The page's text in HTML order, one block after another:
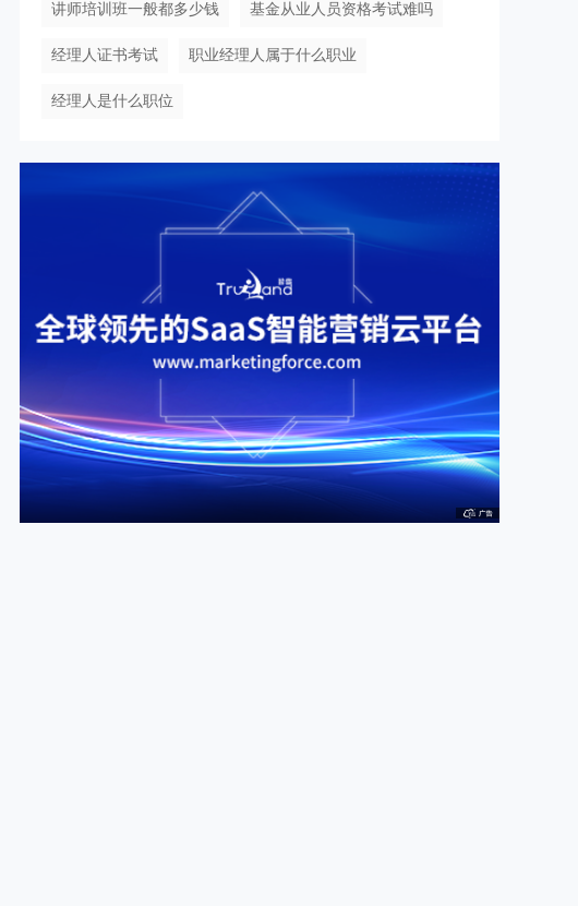
讲师培训班一般都多少钱 基金从业人员资格考试难吗
经理人证书考试 职业经理人属于什么职业
经理人是什么职位